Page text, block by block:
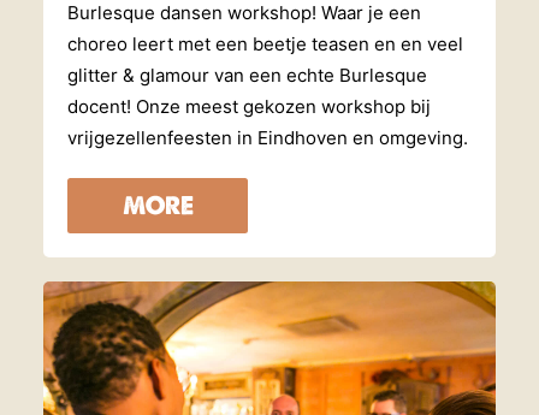
Burlesque dansen workshop! Waar je een
choreo leert met een beetje teasen en en veel
glitter & glamour van een echte Burlesque
docent! Onze meest gekozen workshop bij
vrijgezellenfeesten in Eindhoven en omgeving.
MORE